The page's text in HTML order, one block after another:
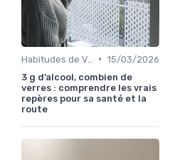
• 15/03/2026
3 g d’alcool, combien de
verres : comprendre les vrais
repères pour sa santé et la
route